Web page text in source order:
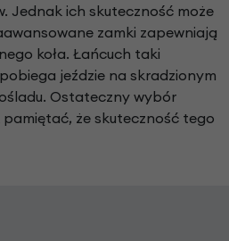
Jednak ich skuteczność może
zamki zapewniają
koła. Łańcuch taki
jeździe na skradzionym
Ostateczny wybór
że skuteczność tego